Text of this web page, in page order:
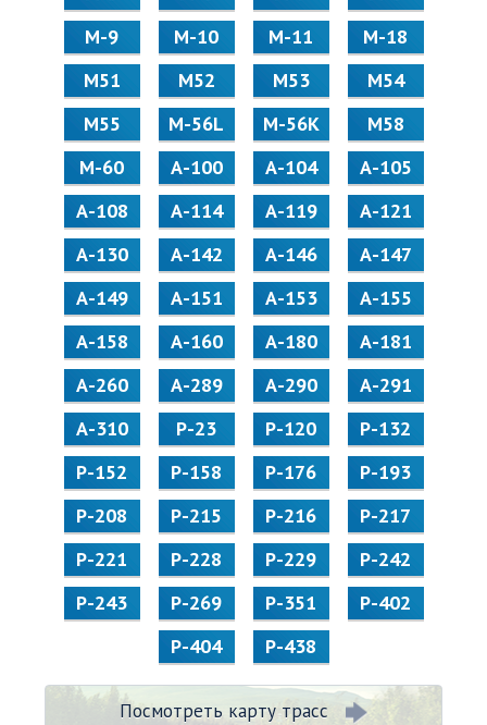
М-9
М-10 М-11
М-18
М51
М52 М53
М54
М55
M-56L M-56K
М58
M-60
А-100 А-104
А-105
А-108
А-114 А-119
А-121
А-130
А-142 А-146
А-147
А-149
А-151 А-153
А-155
А-158
А-160 А-180
А-181
А-260
А-289 А-290
А-291
А-310
Р-23 Р-120
Р-132
Р-152
Р-158 Р-176
Р-193
Р-208
Р-215 Р-216
Р-217
Р-221
Р-228 Р-229
Р-242
Р-243
Р-269 Р-351
Р-402
Р-404
Р-438
Посмотреть карту трасс